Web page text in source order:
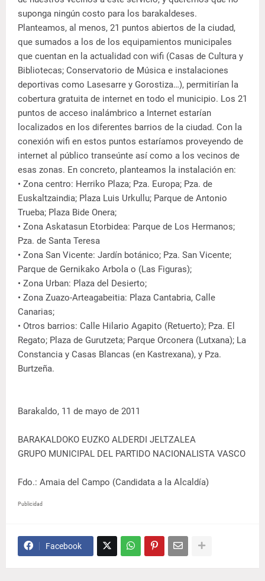
suponga ningún costo para los barakaldeses.
Planteamos, al menos, 21 puntos abiertos de la ciudad,
que sumados a los de los equipamientos municipales
que cuentan en la actualidad con wifi (Casas de Cultura y
Bibliotecas; Conservatorio de Música e instalaciones
deportivas como Lasesarre y Gorostiza…), permitirían la
cobertura gratuita de internet en todo el municipio. Los 21
puntos de acceso inalámbrico a Internet estarían
localizados en los diferentes barrios de la ciudad. Con la
conexión wifi en estos puntos estaríamos proveyendo de
internet al público transeúnte así como a los vecinos de
esas zonas. En concreto, planteamos la instalación en:
• Zona centro: Herriko Plaza; Pza. Europa; Pza. de
Euskaltzaindia; Plaza Luis Urkullu; Parque de Antonio
Trueba; Plaza Bide Onera;
• Zona Askatasun Etorbidea: Parque de Los Hermanos;
Pza. de Santa Teresa
• Zona San Vicente: Jardín botánico; Pza. San Vicente;
Parque de Gernikako Arbola o (Las Figuras);
• Zona Urban: Plaza del Desierto;
• Zona Zuazo-Arteagabeitia: Plaza Cantabria, Calle
Canarias;
• Otros barrios: Calle Hilario Agapito (Retuerto); Pza. El
Regato; Plaza de Gurutzeta; Parque Orconera (Lutxana); La
Constancia y Casas Blancas (en Kastrexana), y Pza.
Burtzeña.
Barakaldo, 11 de mayo de 2011
BARAKALDOKO EUZKO ALDERDI JELTZALEA
GRUPO MUNICIPAL DEL PARTIDO NACIONALISTA VASCO
Fdo.: Amaia del Campo (Candidata a la Alcaldía)
Publicidad
Facebook